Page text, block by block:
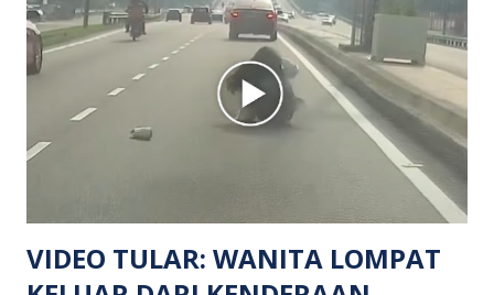
manakala seorang lagi mangsa mengalami kecederaan.
Turut dipercayai terdapat seorang lagi individu cedera
namun identitinya masih belum dikenal pasti selepas dibawa
keluar dari lokasi oleh kenalannya. Polis kini sedang giat
mengesan dua suspek yang masih bebas bagi membantu
siasatan lanjut. Kes disiasat mengikut Seksyen 302 Kanun
Keseksaan kerana membunuh. Orang ramai yang mempunyai
maklumat diminta t...
VIDEO TULAR: WANITA LOMPAT